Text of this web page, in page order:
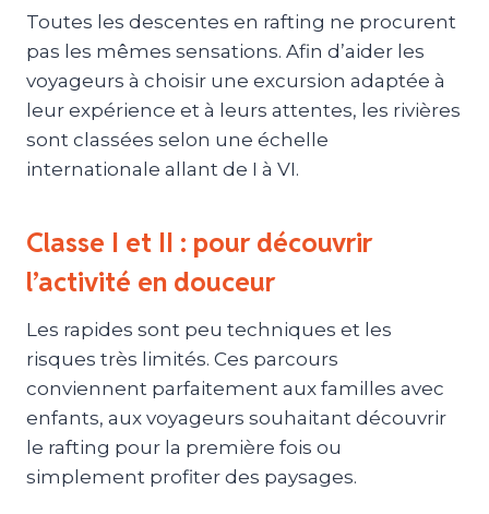
Toutes les descentes en rafting ne procurent
pas les mêmes sensations. Afin d’aider les
voyageurs à choisir une excursion adaptée à
leur expérience et à leurs attentes, les rivières
sont classées selon une échelle
internationale allant de I à VI.
Classe I et II : pour découvrir
l’activité en douceur
Les rapides sont peu techniques et les
risques très limités. Ces parcours
conviennent parfaitement aux familles avec
enfants, aux voyageurs souhaitant découvrir
le rafting pour la première fois ou
simplement profiter des paysages.